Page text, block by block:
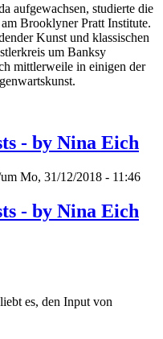
aufgewachsen, studierte die
Brooklyner Pratt Institute.
Kunst und klassischen
um Banksy
mittlerweile in einigen der
- by Nina Eich
Mo, 31/12/2018 - 11:46
- by Nina Eich
es, den Input von